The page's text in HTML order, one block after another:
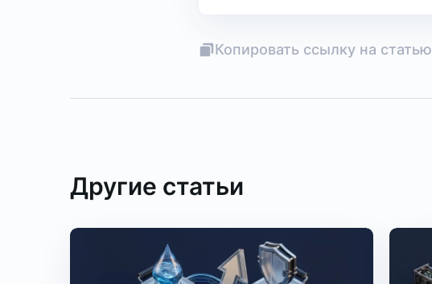
Копировать ссылку на статью
Другие статьи